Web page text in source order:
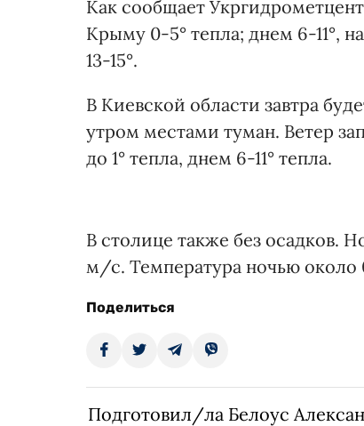
Как сообщает
Крыму 0-5° тепла; днем 6-11°,
13-15°.
В Киевской области завтра
утром местами туман. Ветер
до 1° тепла, днем 6-11° тепла.
В столице также без осадков.
м/с. Температура ночью около
Поделиться
Подготовил/ла Белоус